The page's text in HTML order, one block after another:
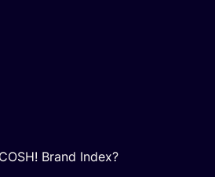
Brand Index?